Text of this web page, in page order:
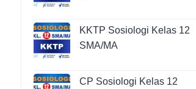
KKTP Sosiologi Kelas 12
SMA/MA
CP Sosiologi Kelas 12